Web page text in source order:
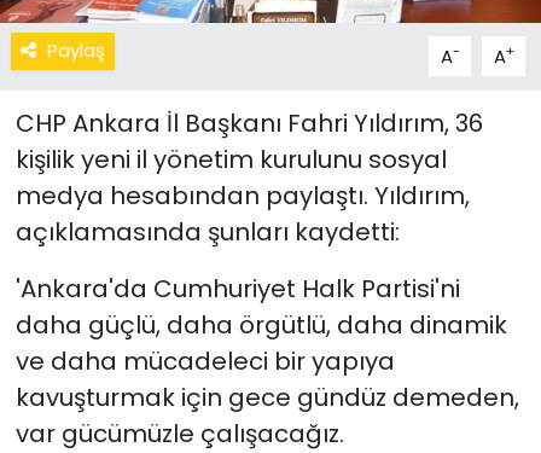
Paylaş A- A+
CHP Ankara İl Başkanı Fahri Yıldırım, 36
kişilik yeni il yönetim kurulunu sosyal
medya hesabından paylaştı. Yıldırım,
açıklamasında şunları kaydetti:
'Ankara'da Cumhuriyet Halk Partisi'ni
daha güçlü, daha örgütlü, daha dinamik
ve daha mücadeleci bir yapıya
kavuşturmak için gece gündüz demeden,
var gücümüzle çalışacağız.